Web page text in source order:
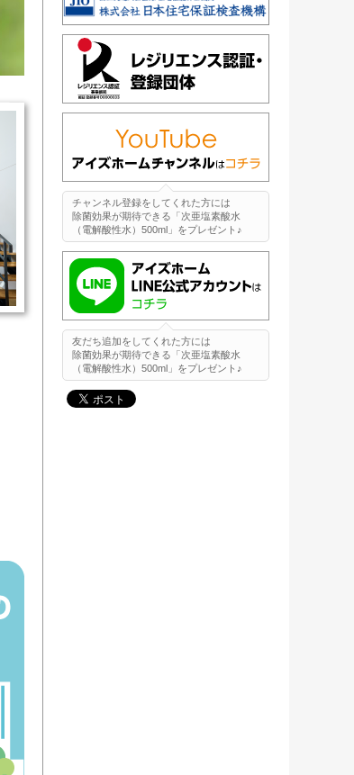
チャンネル登録をしてくれた方には
除菌効果が期待できる「次亜塩素酸水
（電解酸性水）500ml」をプレゼント♪
友だち追加をしてくれた方には
除菌効果が期待できる「次亜塩素酸水
（電解酸性水）500ml」をプレゼント♪